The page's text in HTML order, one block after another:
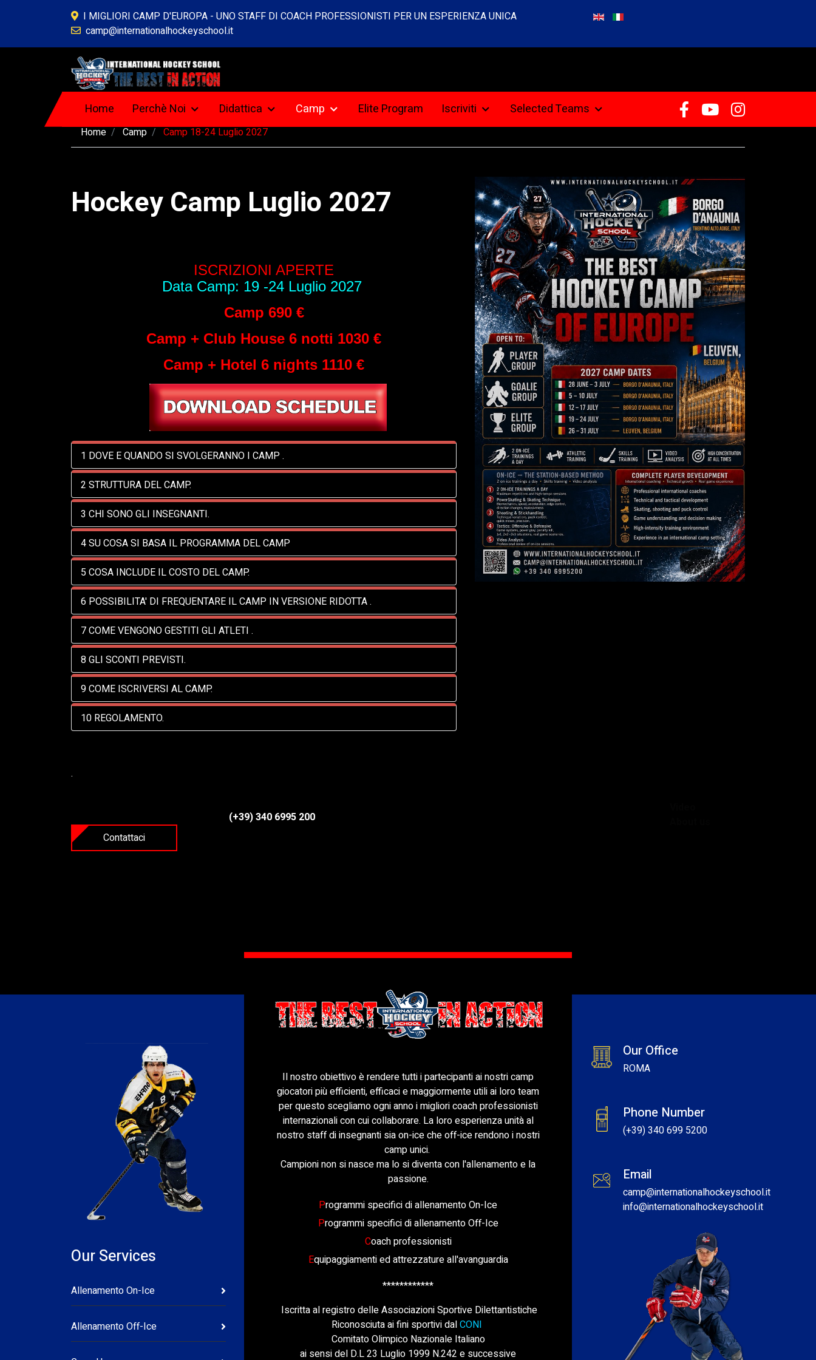
I MIGLIORI CAMP D'EUROPA - UNO STAFF DI COACH PROFESSIONISTI PER UN ESPERIENZA UNICA
camp@internationalhockeyschool.it
Home Perchè Noi Didattica Camp Elite Program Iscriviti Selected Teams
Home Camp Camp 18-24 Luglio 2027
Hockey Camp Luglio 2027
ISCRIZIONI APERTE
Data Camp: 19 -24 Luglio 2027
Camp 690 €
Camp + Club House 6 notti 1030 €
Camp + Hotel 6 nights 1110 €
1 DOVE E QUANDO SI SVOLGERANNO I CAMP .
2 STRUTTURA DEL CAMP.
3 CHI SONO GLI INSEGNANTI.
4 SU COSA SI BASA IL PROGRAMMA DEL CAMP
5 COSA INCLUDE IL COSTO DEL CAMP.
6 POSSIBILITA' DI FREQUENTARE IL CAMP IN VERSIONE RIDOTTA .
7 COME VENGONO GESTITI GLI ATLETI .
8 GLI SCONTI PREVISTI.
9 COME ISCRIVERSI AL CAMP.
10 REGOLAMENTO.
.
Contattaci
(+39) 340 6995 200
Our Services
Allenamento On-Ice
Allenamento Off-Ice
Il nostro obiettivo è rendere tutti i partecipanti ai nostri camp
giocatori più efficienti, efficaci e maggiormente utili ai loro team
per questo scegliamo ogni anno i migliori coach professionisti
internazionali con cui collaborare. La loro esperienza unità al
nostro staff di insegnanti sia on-ice che off-ice rendono i nostri
camp unici.
Campioni non si nasce ma lo si diventa con l'allenamento e la
passione.
Programmi specifici di allenamento On-Ice
Programmi specifici di allenamento Off-Ice
Coach professionisti
Equipaggiamenti ed attrezzature all'avanguardia
************
Iscritta al registro delle Associazioni Sportive Dilettantistiche
Riconosciuta ai fini sportivi dalCONI
Comitato Olimpico Nazionale Italiano
ai sensi del D.L 23 Luglio 1999 N.242 e successive
Our Office
ROMA
Phone Number
(+39) 340 699 5200
Email
camp@internationalhockeyschool.it
info@internationalhockeyschool.it